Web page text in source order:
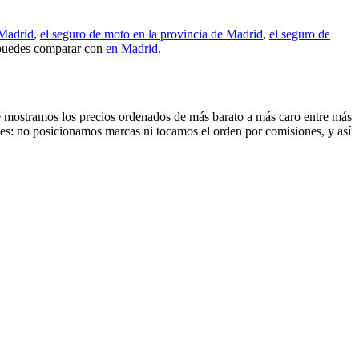
, el seguro de moto en la provincia de Madrid, el seguro de
comparar con en Madrid.
los precios ordenados de más barato a más caro entre más
no posicionamos marcas ni tocamos el orden por comisiones, y así